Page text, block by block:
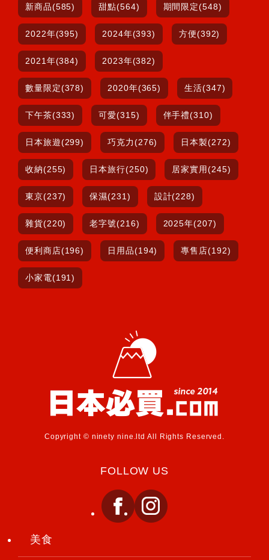
新商品(585) 甜點(564) 期間限定(548)
2022年(395) 2024年(393) 方便(392)
2021年(384) 2023年(382)
數量限定(378) 2020年(365) 生活(347)
下午茶(333) 可愛(315) 伴手禮(310)
日本旅遊(299) 巧克力(276) 日本製(272)
收納(255) 日本旅行(250) 居家實用(245)
東京(237) 保濕(231) 設計(228)
雜貨(220) 老字號(216) 2025年(207)
便利商店(196) 日用品(194) 專售店(192)
小家電(191)
Copyright © ninety nine.ltd All Rights Reserved.
FOLLOW US
美食